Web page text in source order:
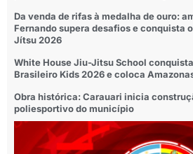
Da venda de rifas à medalha de ouro:
Fernando supera desafios e conquista
Jítsu 2026
White House Jiu-Jitsu School
Brasileiro Kids 2026 e coloca
Obra histórica: Carauari inicia
poliesportivo do município